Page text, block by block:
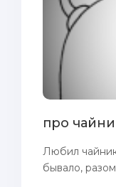
про
Любил
бывало,